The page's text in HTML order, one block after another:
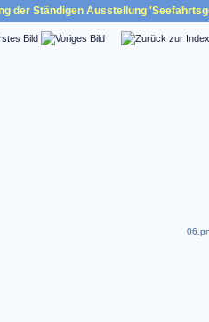
der Ständigen Ausstellung